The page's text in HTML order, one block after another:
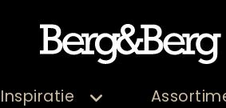
Inspiratie